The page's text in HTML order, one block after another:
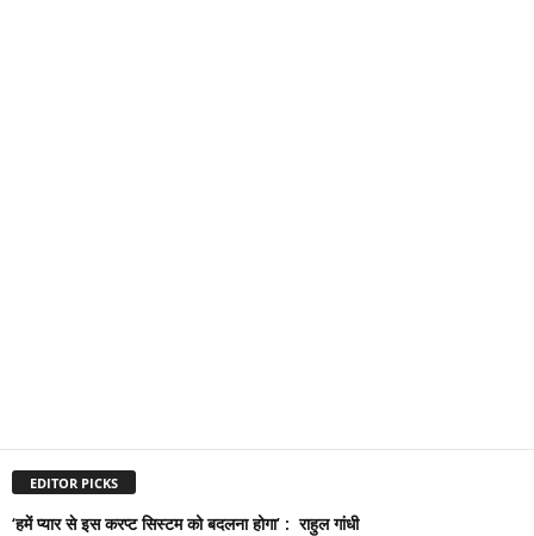
EDITOR PICKS
‘हमें प्यार से इस करप्ट सिस्टम को बदलना होगा’ : राहुल गांधी